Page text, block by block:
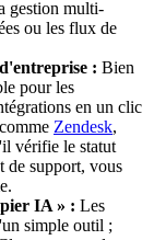
gestion multi-
ou les flux de
: Bien
pour les
en un clic
Zendesk,
vérifie le statut
de support, vous
IA » : Les
simple outil ;